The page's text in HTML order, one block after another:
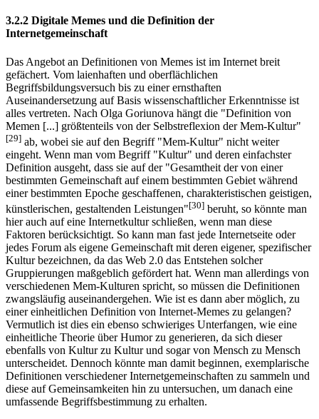
3.2.2 Digitale Memes und die Definition der
Internetgemeinschaft
Das Angebot an Definitionen von Memes ist im Internet breit
gefächert. Vom laienhaften und oberflächlichen
Begriffsbildungsversuch bis zu einer ernsthaften
Auseinandersetzung auf Basis wissenschaftlicher Erkenntnisse ist
alles vertreten. Nach Olga Goriunova hängt die "Definition von
Memen [...] größtenteils von der Selbstreflexion der Mem-Kultur"
[29] ab, wobei sie auf den Begriff "Mem-Kultur" nicht weiter
eingeht. Wenn man vom Begriff "Kultur" und deren einfachster
Definition ausgeht, dass sie auf der "Gesamtheit der von einer
bestimmten Gemeinschaft auf einem bestimmten Gebiet während
einer bestimmten Epoche geschaffenen, charakteristischen geistigen,
künstlerischen, gestaltenden Leistungen"[30] beruht, so könnte man
hier auch auf eine Internetkultur schließen, wenn man diese
Faktoren berücksichtigt. So kann man fast jede Internetseite oder
jedes Forum als eigene Gemeinschaft mit deren eigener, spezifischer
Kultur bezeichnen, da das Web 2.0 das Entstehen solcher
Gruppierungen maßgeblich gefördert hat. Wenn man allerdings von
verschiedenen Mem-Kulturen spricht, so müssen die Definitionen
zwangsläufig auseinandergehen. Wie ist es dann aber möglich, zu
einer einheitlichen Definition von Internet-Memes zu gelangen?
Vermutlich ist dies ein ebenso schwieriges Unterfangen, wie eine
einheitliche Theorie über Humor zu generieren, da sich dieser
ebenfalls von Kultur zu Kultur und sogar von Mensch zu Mensch
unterscheidet. Dennoch könnte man damit beginnen, exemplarische
Definitionen verschiedener Internetgemeinschaften zu sammeln und
diese auf Gemeinsamkeiten hin zu untersuchen, um danach eine
umfassende Begriffsbestimmung zu erhalten.